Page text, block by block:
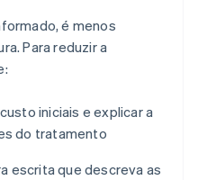
é menos
Para reduzir a
iniciais e explicar a
do tratamento
escrita que descreva as